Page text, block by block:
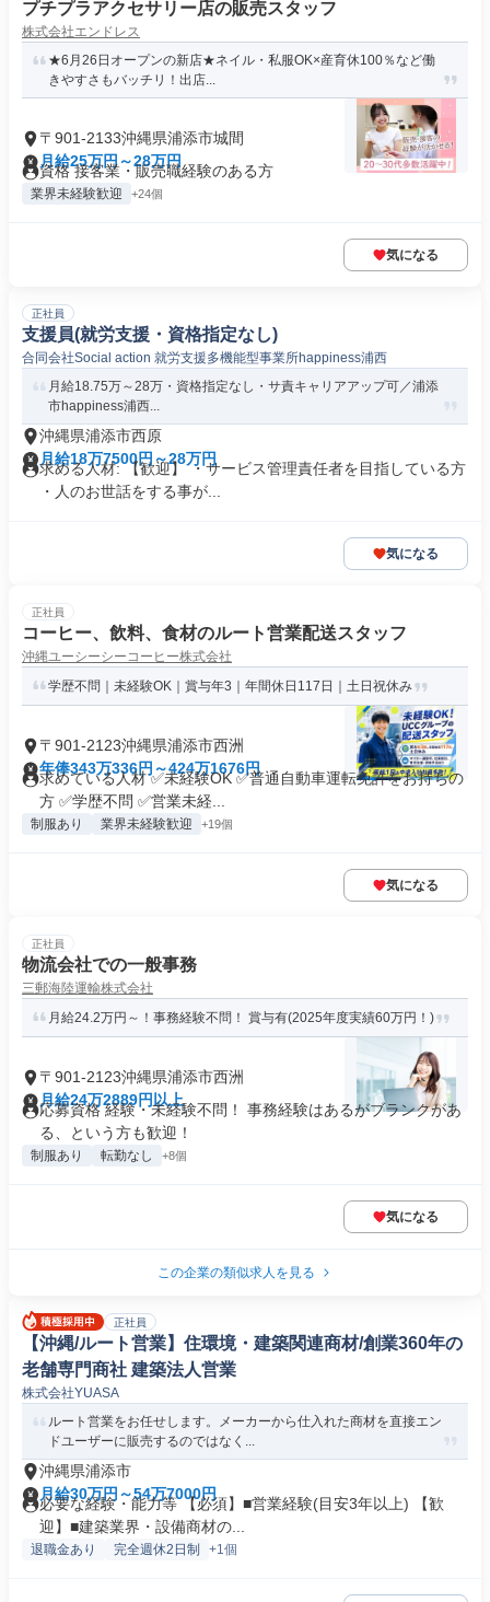
プチプラアクセサリー店の販売スタッフ
株式会社エンドレス
★6月26日オープンの新店★ネイル・私服OK×産育休100％など働
きやすさもバッチリ！出店...
〒901-2133沖縄県浦添市城間
月給25万円～28万円
資格 接客業・販売職経験のある方
業界未経験歓迎 +24個
気になる
正社員
支援員(就労支援・資格指定なし)
合同会社Social action 就労支援多機能型事業所happiness浦西
月給18.75万～28万・資格指定なし・サ責キャリアアップ可／浦添
市happiness浦西...
沖縄県浦添市西原
月給18万7500円～28万円
求める人材: 【歓迎】 ・サービス管理責任者を目指している方
・人のお世話をする事が...
気になる
正社員
コーヒー、飲料、食材のルート営業配送スタッフ
沖縄ユーシーシーコーヒー株式会社
学歴不問｜未経験OK｜賞与年3｜年間休日117日｜土日祝休み
〒901-2123沖縄県浦添市西洲
年俸343万336円～424万1676円
求めている人材 ✅未経験OK ✅普通自動車運転免許をお持ちの
方 ✅学歴不問 ✅営業未経...
制服あり 業界未経験歓迎 +19個
気になる
正社員
物流会社での一般事務
三郵海陸運輸株式会社
月給24.2万円～！事務経験不問！ 賞与有(2025年度実績60万円！)
〒901-2123沖縄県浦添市西洲
月給24万2889円以上
応募資格 経験・未経験不問！ 事務経験はあるがブランクがあ
る、という方も歓迎！
制服あり 転勤なし +8個
気になる
この企業の類似求人を見る
正社員
【沖縄/ルート営業】住環境・建築関連商材/創業360年の
老舗専門商社 建築法人営業
株式会社YUASA
ルート営業をお任せします。メーカーから仕入れた商材を直接エン
ドユーザーに販売するのではなく...
沖縄県浦添市
月給30万円～54万7000円
必要な経験・能力等 【必須】■営業経験(目安3年以上) 【歓
迎】■建築業界・設備商材の...
退職金あり 完全週休2日制 +1個